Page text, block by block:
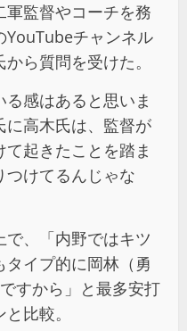
軍監督やコーチを務
YouTubeチャンネル
ら質問を受けた。
る感はあると思いま
に高木氏は、監督が
起きたことを踏ま
つけてるんじゃな
、「内野ではキツ
イプ的に岡林（勇
すから」と最多安打
比較。